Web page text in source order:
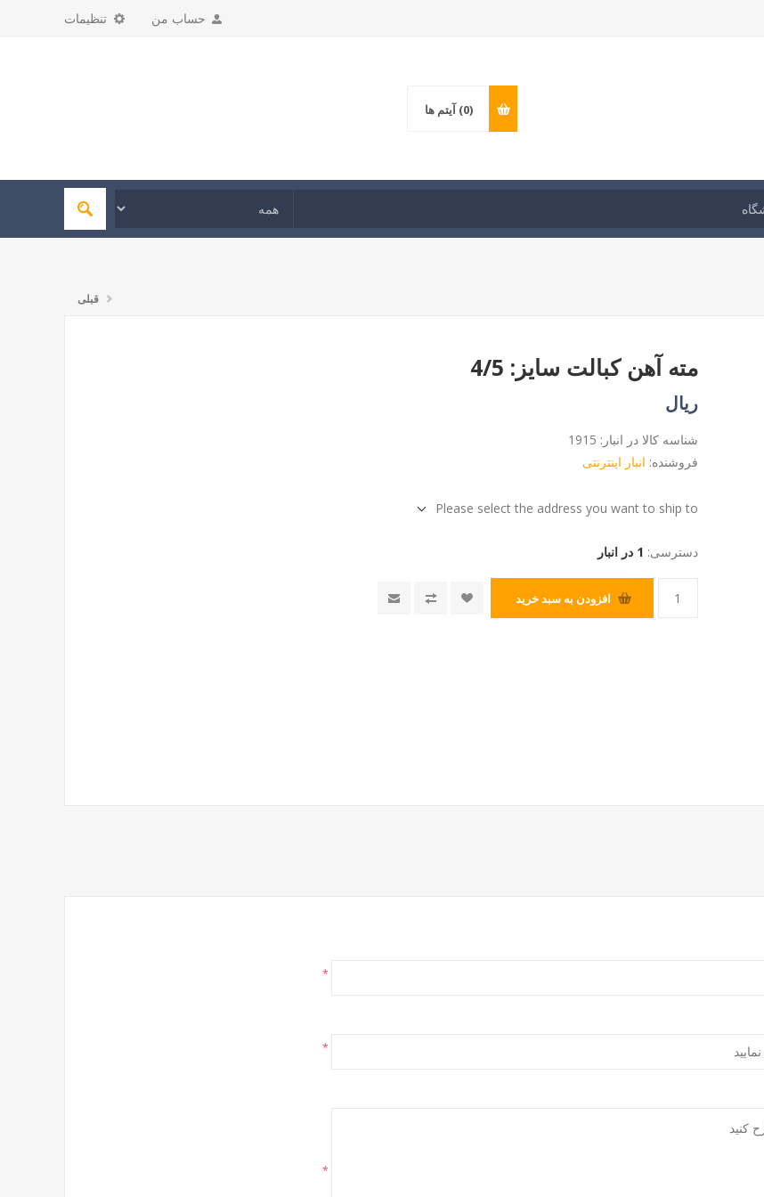
تنظیمات حساب من
(0) آیتم ها
قبلی
مته آهن کبالت سایز: 4/5
ریال
شناسه کالا در انبار: 1915
فروشنده: انبار اینترنتی
Please select the address you want to ship to
دسترسی: 1 در انبار
افزودن به سبد خرید
*
*
*